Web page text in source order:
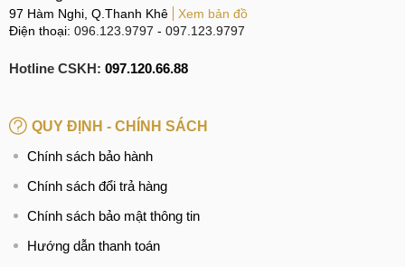
giá sửa, thay Main Realme GT bao nhiêu tiền
sửa, thay Main Realme GT hư nút nguồn
97 Hàm Nghi, Q.Thanh Khê
Xem bản đồ
Điện thoại: 096.123.9797 - 097.123.9797
Hotline CSKH: 097.120.66.88
QUY ĐỊNH - CHÍNH SÁCH
Chính sách bảo hành
Chính sách đổi trả hàng
Chính sách bảo mật thông tin
Hướng dẫn thanh toán